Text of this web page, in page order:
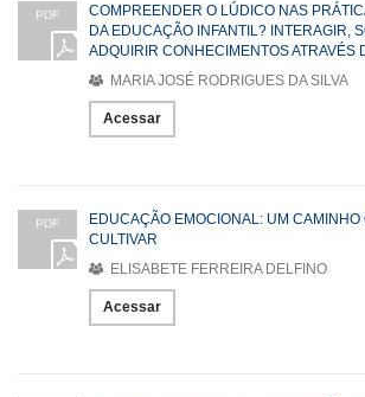
PDF
COMPREENDER O LÚDICO NAS
DA EDUCAÇÃO INFANTIL? INTERAGIR,
ADQUIRIR CONHECIMENTOS ATRAVÉS
MARIA JOSÉ RODRIGUES DA SILVA
Acessar
PDF
EDUCAÇÃO EMOCIONAL: UM
CULTIVAR
ELISABETE FERREIRA DELFINO
Acessar